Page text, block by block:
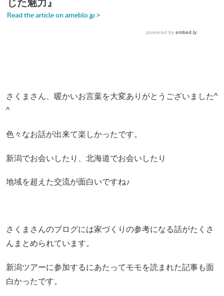
さくまさん、暖かいお言葉を大変ありがとうございました^
^
色々なお話が出来て楽しかったです。
新潟でお会いしたり、北海道でお会いしたり
地域を超えた交流が面白いですね♪
さくまさんのブログには家づくりの参考になる話がたくさ
んまとめられています。
新潟ツアーに参加するにあたってモモを読まれた記事も面
白かったです。